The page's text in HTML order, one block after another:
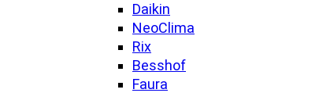
Daikin
NeoClima
Rix
Besshof
Faura